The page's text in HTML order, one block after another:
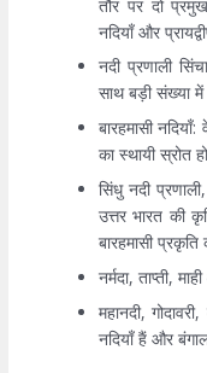
तौर पर दो
नदियाँ और
नदी प्रणाली
साथ बड़ी संख्या
बारहमासी
का स्थायी स्रोत
सिंधु नदी
उत्तर भारत की
बारहमासी प्रकृति
नर्मदा, ताप्ती,
महानदी,
नदियाँ हैं और